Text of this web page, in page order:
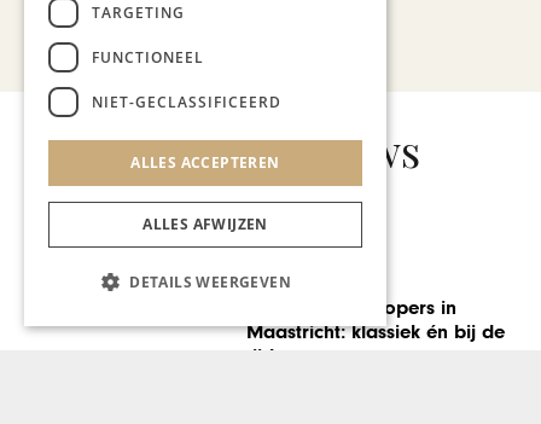
Bekijk alle artikelen
Gerelateerd nieuws
GASTRONOMIE
Thiessen wijnkoopers in
Maastricht: klassiek én bij de
tijd
TARGETING
FUNCTIONEEL
NIET-GECLASSIFICEERD
ALLES ACCEPTEREN
ALLES AFWIJZEN
DETAILS WEERGEVEN